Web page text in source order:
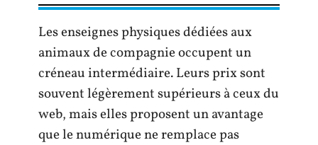
Les enseignes physiques dédiées aux
animaux de compagnie occupent un
créneau intermédiaire. Leurs prix sont
souvent légèrement supérieurs à ceux du
web, mais elles proposent un avantage
que le numérique ne remplace pas